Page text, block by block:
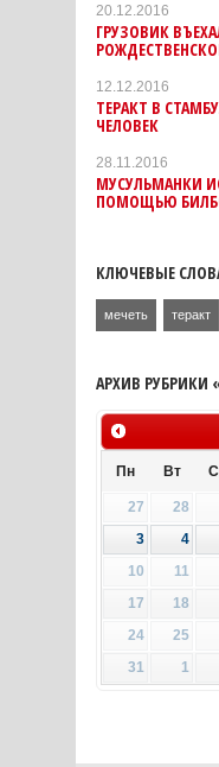
20.12.2016
ГРУЗОВИК
12.12.2016
ТЕРАКТ В
ЧЕЛОВЕК
28.11.2016
МУСУЛЬМАНКИ
ПОМОЩЬЮ
КЛЮЧЕВЫЕ
мечеть теракт
АРХИВ РУБРИКИ
Пн Вт
27 28
3
4
10
11
17
18
24
25
31
1